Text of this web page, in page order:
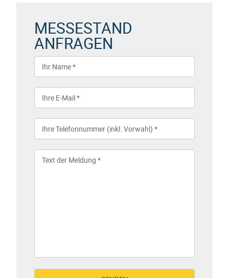
MESSESTAND
ANFRAGEN